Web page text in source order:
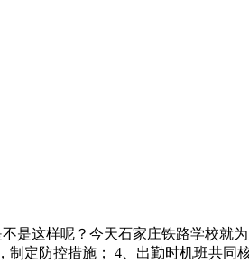
是这样呢？今天石家庄铁路学校就
定防控措施； 4、出勤时机班共同